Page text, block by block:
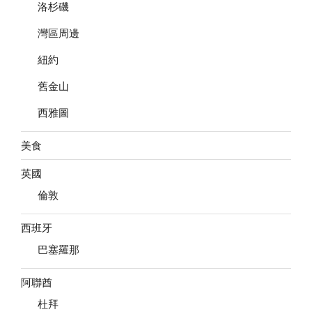
洛杉磯
灣區周邊
紐約
舊金山
西雅圖
美食
英國
倫敦
西班牙
巴塞羅那
阿聯酋
杜拜